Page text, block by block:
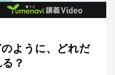
ように、どれだ
？